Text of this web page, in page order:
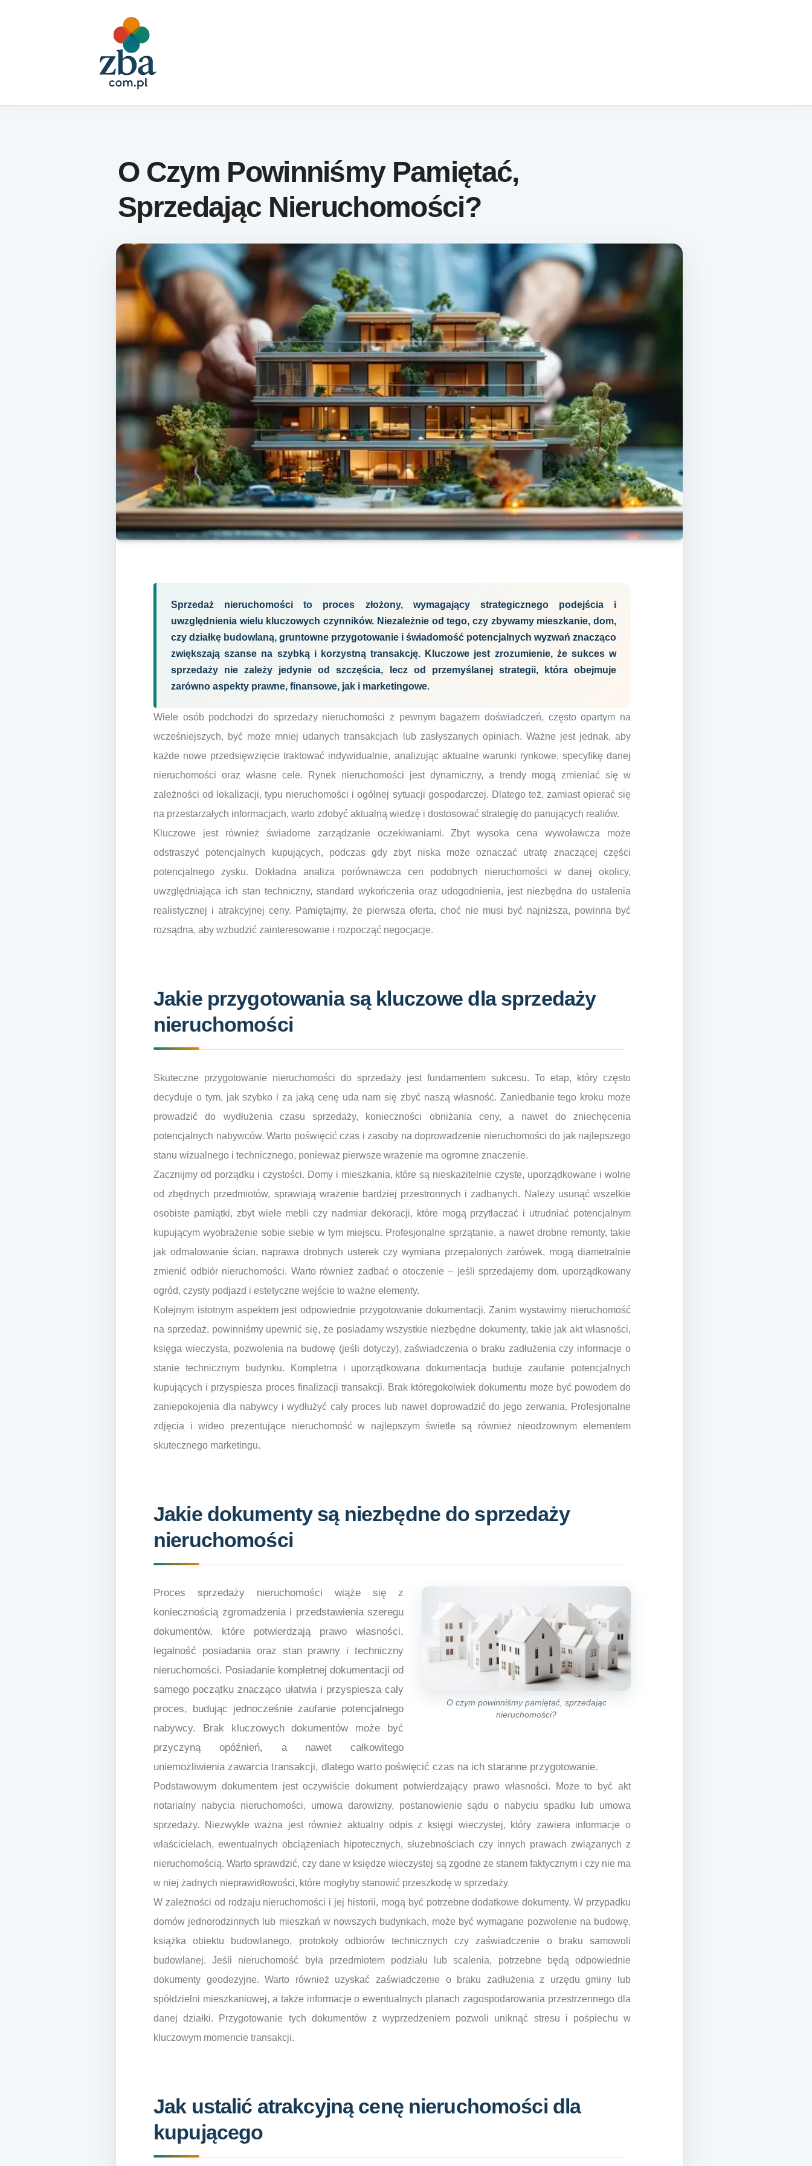
O Czym Powinniśmy Pamiętać,
Sprzedając Nieruchomości?
Sprzedaż nieruchomości to proces złożony, wymagający strategicznego podejścia i
uwzględnienia wielu kluczowych czynników. Niezależnie od tego, czy zbywamy mieszkanie, dom,
czy działkę budowlaną, gruntowne przygotowanie i świadomość potencjalnych wyzwań znacząco
zwiększają szanse na szybką i korzystną transakcję. Kluczowe jest zrozumienie, że sukces w
sprzedaży nie zależy jedynie od szczęścia, lecz od przemyślanej strategii, która obejmuje
zarówno aspekty prawne, finansowe, jak i marketingowe.
Wiele osób podchodzi do sprzedaży nieruchomości z pewnym bagażem doświadczeń, często opartym na
wcześniejszych, być może mniej udanych transakcjach lub zasłyszanych opiniach. Ważne jest jednak, aby
każde nowe przedsięwzięcie traktować indywidualnie, analizując aktualne warunki rynkowe, specyfikę danej
nieruchomości oraz własne cele. Rynek nieruchomości jest dynamiczny, a trendy mogą zmieniać się w
zależności od lokalizacji, typu nieruchomości i ogólnej sytuacji gospodarczej. Dlatego też, zamiast opierać się
na przestarzałych informacjach, warto zdobyć aktualną wiedzę i dostosować strategię do panujących realiów.
Kluczowe jest również świadome zarządzanie oczekiwaniami. Zbyt wysoka cena wywoławcza może
odstraszyć potencjalnych kupujących, podczas gdy zbyt niska może oznaczać utratę znaczącej części
potencjalnego zysku. Dokładna analiza porównawcza cen podobnych nieruchomości w danej okolicy,
uwzględniająca ich stan techniczny, standard wykończenia oraz udogodnienia, jest niezbędna do ustalenia
realistycznej i atrakcyjnej ceny. Pamiętajmy, że pierwsza oferta, choć nie musi być najniższa, powinna być
rozsądna, aby wzbudzić zainteresowanie i rozpocząć negocjacje.
Jakie przygotowania są kluczowe dla sprzedaży
nieruchomości
Skuteczne przygotowanie nieruchomości do sprzedaży jest fundamentem sukcesu. To etap, który często
decyduje o tym, jak szybko i za jaką cenę uda nam się zbyć naszą własność. Zaniedbanie tego kroku może
prowadzić do wydłużenia czasu sprzedaży, konieczności obniżania ceny, a nawet do zniechęcenia
potencjalnych nabywców. Warto poświęcić czas i zasoby na doprowadzenie nieruchomości do jak najlepszego
stanu wizualnego i technicznego, ponieważ pierwsze wrażenie ma ogromne znaczenie.
Zacznijmy od porządku i czystości. Domy i mieszkania, które są nieskazitelnie czyste, uporządkowane i wolne
od zbędnych przedmiotów, sprawiają wrażenie bardziej przestronnych i zadbanych. Należy usunąć wszelkie
osobiste pamiątki, zbyt wiele mebli czy nadmiar dekoracji, które mogą przytłaczać i utrudniać potencjalnym
kupującym wyobrażenie sobie siebie w tym miejscu. Profesjonalne sprzątanie, a nawet drobne remonty, takie
jak odmalowanie ścian, naprawa drobnych usterek czy wymiana przepalonych żarówek, mogą diametralnie
zmienić odbiór nieruchomości. Warto również zadbać o otoczenie – jeśli sprzedajemy dom, uporządkowany
ogród, czysty podjazd i estetyczne wejście to ważne elementy.
Kolejnym istotnym aspektem jest odpowiednie przygotowanie dokumentacji. Zanim wystawimy nieruchomość
na sprzedaż, powinniśmy upewnić się, że posiadamy wszystkie niezbędne dokumenty, takie jak akt własności,
księga wieczysta, pozwolenia na budowę (jeśli dotyczy), zaświadczenia o braku zadłużenia czy informacje o
stanie technicznym budynku. Kompletna i uporządkowana dokumentacja buduje zaufanie potencjalnych
kupujących i przyspiesza proces finalizacji transakcji. Brak któregokolwiek dokumentu może być powodem do
zaniepokojenia dla nabywcy i wydłużyć cały proces lub nawet doprowadzić do jego zerwania. Profesjonalne
zdjęcia i wideo prezentujące nieruchomość w najlepszym świetle są również nieodzownym elementem
skutecznego marketingu.
Jakie dokumenty są niezbędne do sprzedaży
nieruchomości
O czym powinniśmy pamiętać, sprzedając
nieruchomości?
Proces sprzedaży nieruchomości wiąże się z
koniecznością zgromadzenia i przedstawienia szeregu
dokumentów, które potwierdzają prawo własności,
legalność posiadania oraz stan prawny i techniczny
nieruchomości. Posiadanie kompletnej dokumentacji od
samego początku znacząco ułatwia i przyspiesza cały
proces, budując jednocześnie zaufanie potencjalnego
nabywcy. Brak kluczowych dokumentów może być
przyczyną opóźnień, a nawet całkowitego
uniemożliwienia zawarcia transakcji, dlatego warto poświęcić czas na ich staranne przygotowanie.
Podstawowym dokumentem jest oczywiście dokument potwierdzający prawo własności. Może to być akt
notarialny nabycia nieruchomości, umowa darowizny, postanowienie sądu o nabyciu spadku lub umowa
sprzedaży. Niezwykle ważna jest również aktualny odpis z księgi wieczystej, który zawiera informacje o
właścicielach, ewentualnych obciążeniach hipotecznych, służebnościach czy innych prawach związanych z
nieruchomością. Warto sprawdzić, czy dane w księdze wieczystej są zgodne ze stanem faktycznym i czy nie ma
w niej żadnych nieprawidłowości, które mogłyby stanowić przeszkodę w sprzedaży.
W zależności od rodzaju nieruchomości i jej historii, mogą być potrzebne dodatkowe dokumenty. W przypadku
domów jednorodzinnych lub mieszkań w nowszych budynkach, może być wymagane pozwolenie na budowę,
książka obiektu budowlanego, protokoły odbiorów technicznych czy zaświadczenie o braku samowoli
budowlanej. Jeśli nieruchomość była przedmiotem podziału lub scalenia, potrzebne będą odpowiednie
dokumenty geodezyjne. Warto również uzyskać zaświadczenie o braku zadłużenia z urzędu gminy lub
spółdzielni mieszkaniowej, a także informacje o ewentualnych planach zagospodarowania przestrzennego dla
danej działki. Przygotowanie tych dokumentów z wyprzedzeniem pozwoli uniknąć stresu i pośpiechu w
kluczowym momencie transakcji.
Jak ustalić atrakcyjną cenę nieruchomości dla
kupującego